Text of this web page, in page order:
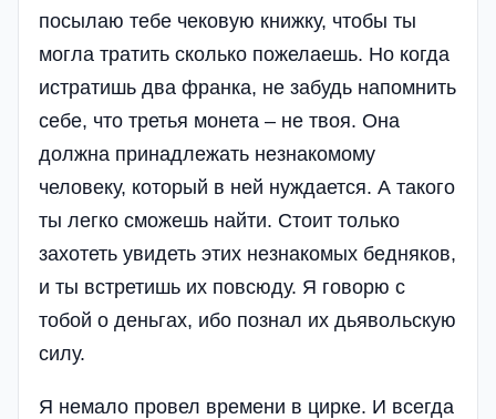
посылаю тебе чековую книжку, чтобы ты
могла тратить сколько пожелаешь. Но когда
истратишь два франка, не забудь напомнить
себе, что третья монета – не твоя. Она
должна принадлежать незнакомому
человеку, который в ней нуждается. А такого
ты легко сможешь найти. Стоит только
захотеть увидеть этих незнакомых бедняков,
и ты встретишь их повсюду. Я говорю с
тобой о деньгах, ибо познал их дьявольскую
силу.
Я немало провел времени в цирке. И всегда